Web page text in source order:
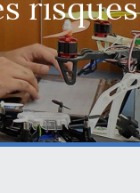
risques